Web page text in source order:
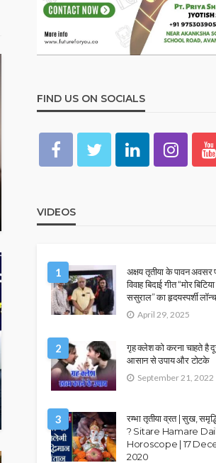
FIND US ON SOCIALS
VIDEOS
1
अक्षय तृतीया के पावन अवसर
विवाह बिदाई गीत “मोर
ससुराल” का हृदयस्पर्शी लॉन्च
April 29, 2025
2
गृह क्लेश को करना चाहते है
आसान से उपाय और टोटके
September 21, 2022
3
रम्भा तृतीया व्रत | सुख,
? Sitare Hamare
Horoscope | 17
2020